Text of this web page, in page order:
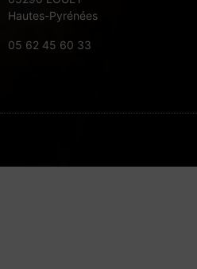
Hautes-Pyrénées
05 62 45 60 33